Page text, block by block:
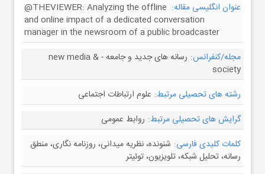
عنوان انگلیسی مقاله: @THEVIEWER: Analyzing the offline
and online impact of a dedicated conversation
manager in the newsroom of a public broadcaster
مجله/کنفرانس:
رسانه های جدید و جامعه - new media &
society
رشته های تحصیلی مرتبط: علوم ارتباطات اجتماعی
گرایش های تحصیلی مرتبط: روابط عمومی
کلمات کلیدی فارسی: شنونده، نظریه میدانی، روزنامه نگاری، منطق
رسانه، تحلیل شبکه، تلویزیون، توئیتر